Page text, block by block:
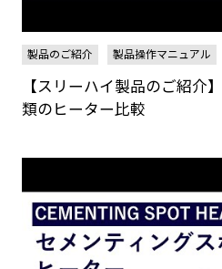
製品のご紹介 製品操作マニュアル
【スリーハイ製品のご紹介
類のヒーター比較